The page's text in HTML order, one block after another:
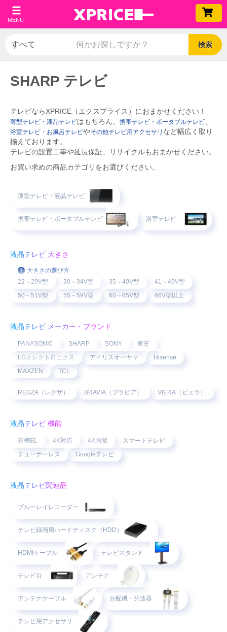
MENU
検索
SHARP テレビ
テレビならXPRICE（エクスプライス）におまかせください！
薄型テレビ・液晶テレビはもちろん、 携帯テレビ・ポータブルテレビ
浴室テレビ・お風呂テレビやその他テレビ用アクセサリ など幅広く取り
揃えております。
テレビの設置工事や延長保証、リサイクルもおまかせください。
お買い求めの商品カテゴリをお選びください。
薄型テレビ・液晶テレビ
携帯テレビ・ポータブルテレビ 浴室テレビ
液晶テレビ 大きさ
大きさの選び方
22～29V型
30～34V型 35～40V型
41～49V型
50～51V型
55～59V型 60～65V型 66V型以上
液晶テレビ メーカー・ブランド
PANASONIC SHARP SONY
東芝
LGエレクトロニクス
アイリスオーヤマ
Hisense
MAXZEN
TCL
REGZA（レグザ） BRAVIA（ブラビア） VIERA（ビエラ）
液晶テレビ 機能
有機EL 4K対応 4K内蔵
スマートテレビ
チューナーレス
Googleテレビ
液晶テレビ関連品
ブルーレイレコーダー
テレビ録画用ハードディスク（HDD）
HDMIケーブル テレビスタンド
テレビ台 アンテナ
アンテナケーブル 分配機・分波器
テレビ用アクセサリ